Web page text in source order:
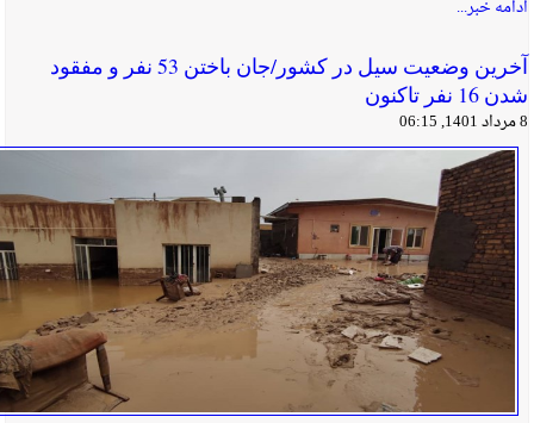
ادامه خبر...
آخرین وضعیت سیل در کشور/جان باختن 53 نفر و مفقود
شدن 16 نفر تاکنون
8 مرداد 1401, 06:15